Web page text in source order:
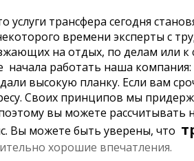
услуги трансфера сегодня
времени эксперты с
на отдых, по делам или к
начала работать наша
высокую планку. Если вам
Своих принципов мы
вы можете рассчитывать
Вы можете быть уверены, что
хорошие впечатления.